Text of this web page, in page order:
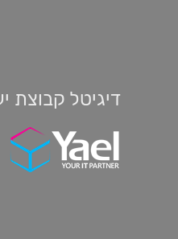
דיגיטל קבוצת